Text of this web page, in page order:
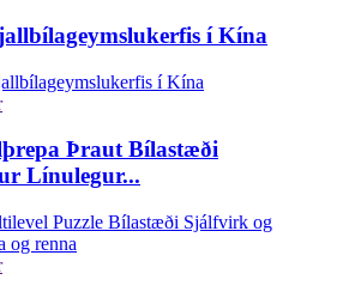
í Kína
Þraut Bílastæði
Línulegur...